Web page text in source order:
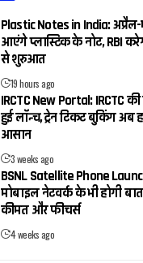
Plastic Notes in India:
आएंगे प्लास्टिक के नोट, RBI
से शुरुआत
19 hours ago
IRCTC New Portal: IRCTC
हुई लॉन्च, ट्रेन टिकट बुकिंग अब
आसान
3 weeks ago
BSNL Satellite Phone
मोबाइल नेटवर्क के भी होगी
कीमत और फीचर्स
4 weeks ago